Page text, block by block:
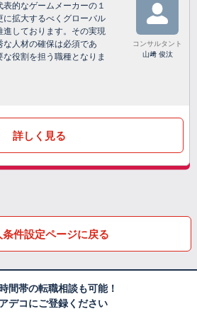
的なゲームメーカーの１
拡大するべくグローバル
しております。その実現
人材の確保は必須であ
役割を担う職種となりま
コンサルタント
山﨑 俊汰
詳しく見る
条件設定ページに戻る
間帯の転職相談も可能！
デコにご登録ください